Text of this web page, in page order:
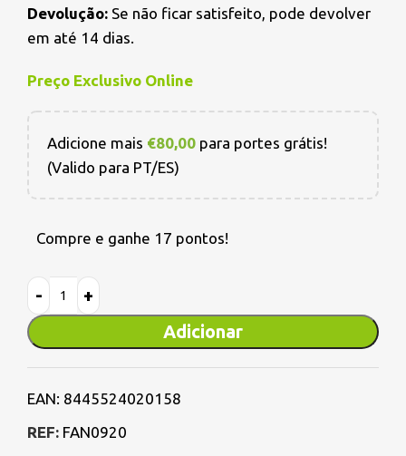
Devolução: Se não ficar satisfeito, pode devolver
em até 14 dias.
Preço Exclusivo Online
Adicione mais €80,00 para portes grátis!
(Valido para PT/ES)
Compre e ganhe 17 pontos!
Adicionar
EAN: 8445524020158
REF: FAN0920